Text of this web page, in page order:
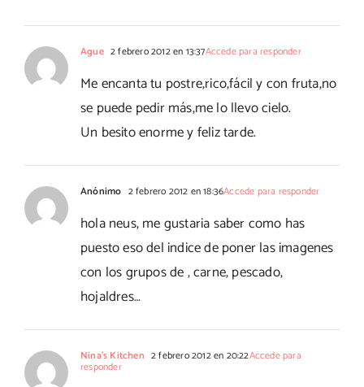
Ague 2 febrero 2012 en 13:37Accede para responder
Me encanta tu postre,rico,fácil y con fruta,no
se puede pedir más,me lo llevo cielo.
Un besito enorme y feliz tarde.
Anónimo 2 febrero 2012 en 18:36Accede para responder
hola neus, me gustaria saber como has
puesto eso del indice de poner las imagenes
con los grupos de , carne, pescado,
hojaldres…
Nina's Kitchen 2 febrero 2012 en 20:22Accede para
responder